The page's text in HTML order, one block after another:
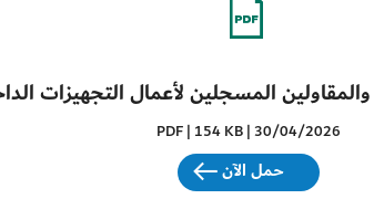
المسجلين لأعمال التجهيزات
PDF | 154 KB | 30/04/2026
حمل الآن